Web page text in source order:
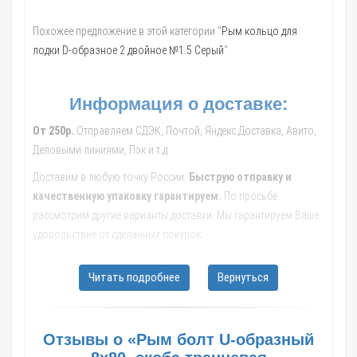
Похожее предложение в этой категории "Рым кольцо для
лодки D-образное 2 двойное №1.5 Серый".
Информация о доставке:
От 250р. Отправляем СДЭК, Почтой, Яндекс.Доставка, Авито,
Деловыми линиями, Пэк и т.д.
Доставим в любую точку России.
Быструю отправку и
качественную упаковку гарантируем. По просьбе
рассмотрим другие варианты доставки. Мы гарантируем Ваше
удовольствие от сделанных покупок.
транспортной компании, рассчитают стоимость и сроки
Екатеринбург; Казань; Нижний Новгород; Челябинск; Самара;
Читать подробнее Вернуться
Отзывы о «Рым болт U-образный